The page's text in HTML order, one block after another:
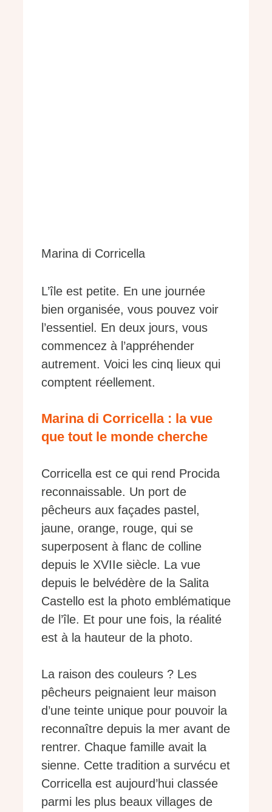
Marina di Corricella
L’île est petite. En une journée
bien organisée, vous pouvez voir
l’essentiel. En deux jours, vous
commencez à l’appréhender
autrement. Voici les cinq lieux qui
comptent réellement.
Marina di Corricella : la vue
que tout le monde cherche
Corricella est ce qui rend Procida
reconnaissable. Un port de
pêcheurs aux façades pastel,
jaune, orange, rouge, qui se
superposent à flanc de colline
depuis le XVIIe siècle. La vue
depuis le belvédère de la Salita
Castello est la photo emblématique
de l’île. Et pour une fois, la réalité
est à la hauteur de la photo.
La raison des couleurs ? Les
pêcheurs peignaient leur maison
d’une teinte unique pour pouvoir la
reconnaître depuis la mer avant de
rentrer. Chaque famille avait la
sienne. Cette tradition a survécu et
Corricella est aujourd’hui classée
parmi les plus beaux villages de